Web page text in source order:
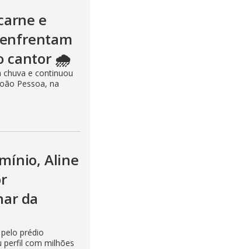
e
enfrentam
cantor 🌧️
e continuou
Pessoa, na
Aline
da
prédio
perfil com milhões